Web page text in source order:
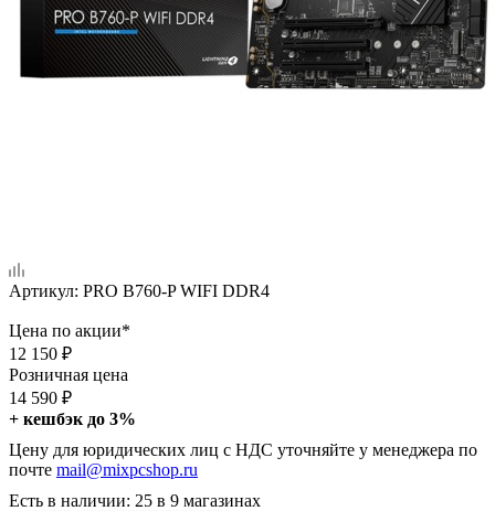
Артикул: PRO B760-P WIFI DDR4
Цена по акции*
12 150 ₽
Розничная цена
14 590 ₽
+ кешбэк до 3%
Цену для юридических лиц с НДС уточняйте у менеджера по
почте mail@mixpcshop.ru
Есть в наличии: 25 в 9 магазинах